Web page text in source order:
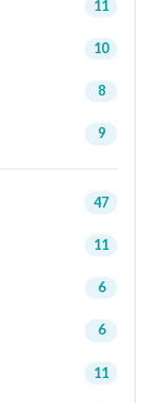
11
10
8
9
47
11
6
6
11